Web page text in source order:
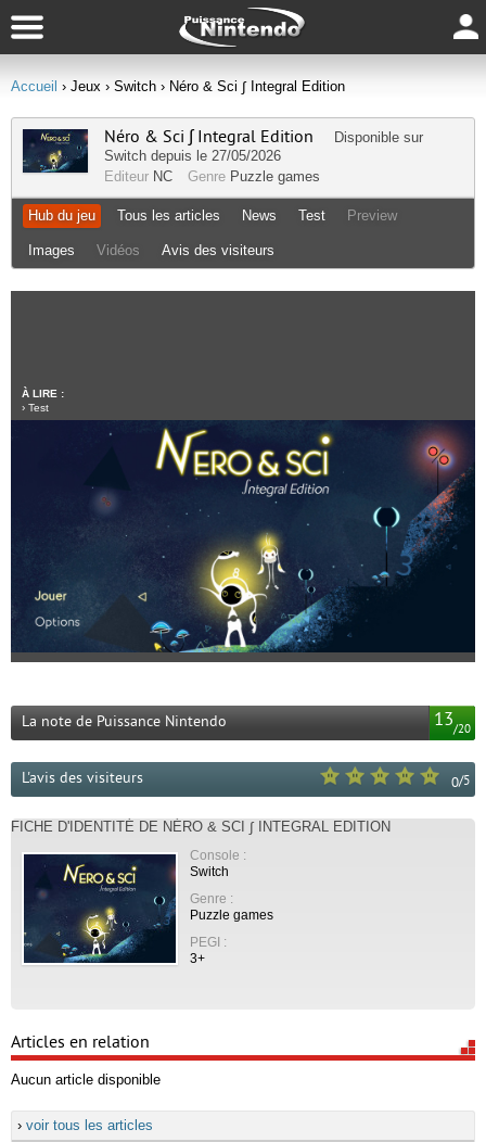
Accueil › Jeux › Switch › Néro & Sci ∫ Integral Edition
Néro & Sci ∫ Integral Edition
Disponible sur
Switch depuis le 27/05/2026
Editeur NC Genre Puzzle games
Hub du jeu Tous les articles News Test Preview
Images Vidéos Avis des visiteurs
À LIRE :
› Test
13/20
La note de Puissance Nintendo
0/5
L'avis des visiteurs
FICHE D'IDENTITÉ DE NÉRO & SCI ∫ INTEGRAL EDITION
Console :
Switch
Genre :
Puzzle games
PEGI :
3+
Articles en relation
Aucun article disponible
› voir tous les articles